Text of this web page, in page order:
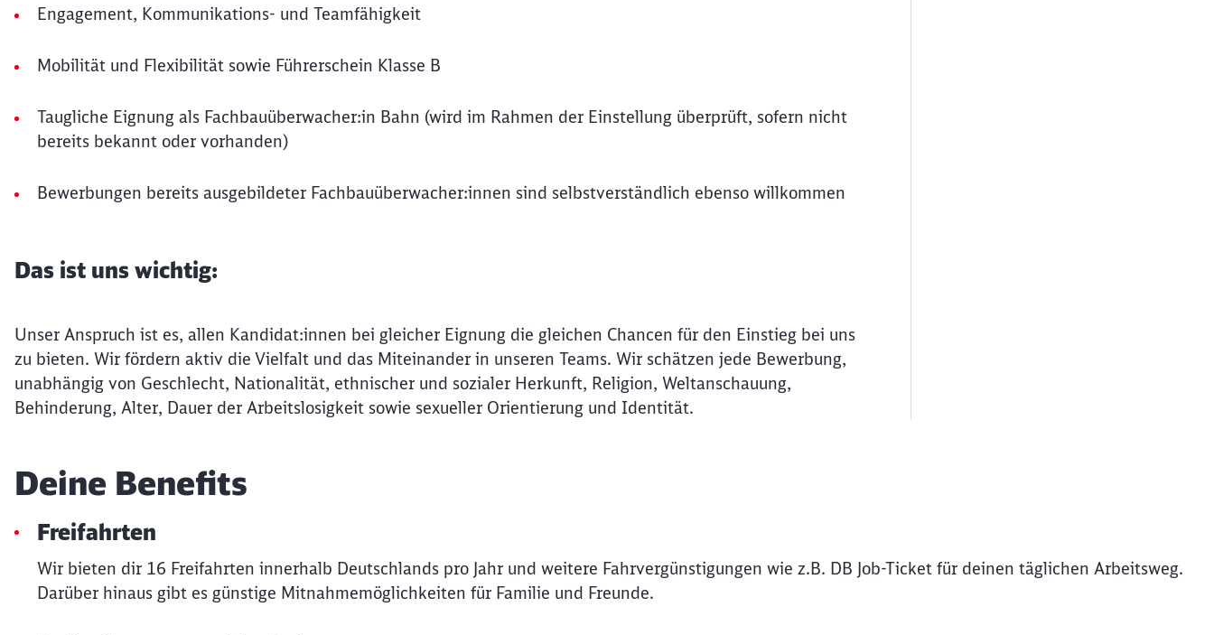
Engagement, Kommunikations- und Teamfähigkeit
Mobilität und Flexibilität sowie Führerschein Klasse B
Taugliche Eignung als Fachbauüberwacher:in Bahn (wird im Rahmen der Einstellung überprüft, sofern nicht
bereits bekannt oder vorhanden)
Bewerbungen bereits ausgebildeter Fachbauüberwacher:innen sind selbstverständlich ebenso willkommen
Das ist uns wichtig:
Unser Anspruch ist es, allen Kandidat:innen bei gleicher Eignung die gleichen Chancen für den Einstieg bei uns
zu bieten. Wir fördern aktiv die Vielfalt und das Miteinander in unseren Teams. Wir schätzen jede Bewerbung,
unabhängig von Geschlecht, Nationalität, ethnischer und sozialer Herkunft, Religion, Weltanschauung,
Behinderung, Alter, Dauer der Arbeitslosigkeit sowie sexueller Orientierung und Identität.
Deine Benefits
Freifahrten
Wir bieten dir 16 Freifahrten innerhalb Deutschlands pro Jahr und weitere Fahrvergünstigungen wie z.B. DB Job-Ticket für deinen täglichen Arbeitsweg.
Darüber hinaus gibt es günstige Mitnahmemöglichkeiten für Familie und Freunde.
Schließen
Möchten Sie zuweitergeleitet werden?
Abbrechen